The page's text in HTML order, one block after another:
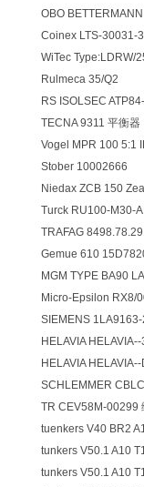
OBO
Coinex LTS-30031-
WiTec Type:LDRW/
Rulmeca 35/Q2
RS ISOLSEC
TECNA 9311 平衡器
Vogel MPR 100 5:1
Stober 10002666
Niedax ZCB 150
Turck RU100-M30-
TRAFAG
Gemue 610
MGM TYPE BA90
Micro-Epsilon RX8/
SIEMENS
HELAVIA
HELAVIA
SCHLEMMER
TR CEV58M-00299
tuenkers V40 BR2
tunkers V50.1 A10
tunkers V50.1 A10